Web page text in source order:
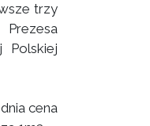
trzy
Polskiej
cena